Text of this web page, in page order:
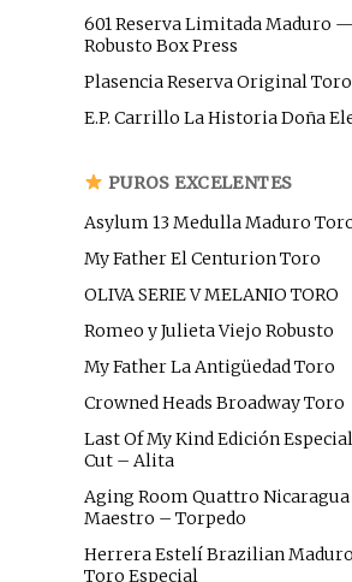
601 Reserva Limitada Maduro —
Robusto Box Press
Plasencia Reserva Original Toro
E.P. Carrillo La Historia Doña
PUROS EXCELENTES
Asylum 13 Medulla Maduro
My Father El Centurion Toro
OLIVA SERIE V MELANIO TORO
Romeo y Julieta Viejo Robusto
My Father La Antigüedad Toro
Crowned Heads Broadway Toro
Last Of My Kind Edición
Cut – Alita
Aging Room Quattro Nicaragua
Maestro – Torpedo
Herrera Estelí Brazilian
Toro Especial